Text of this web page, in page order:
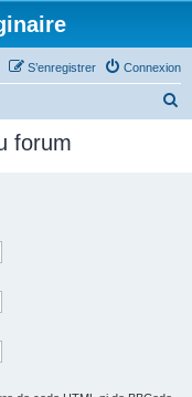
Connexion
S’enregistrer
forum